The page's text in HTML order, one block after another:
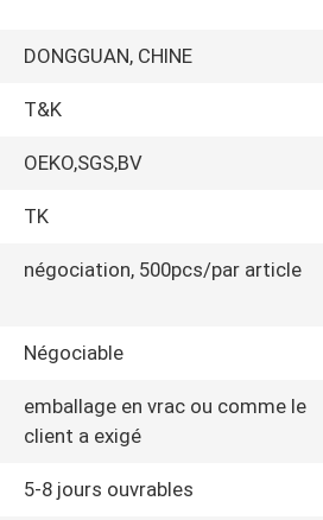
DONGGUAN, CHINE
T&K
OEKO,SGS,BV
TK
négociation, 500pcs/par article
Négociable
emballage en vrac ou comme le
client a exigé
5-8 jours ouvrables